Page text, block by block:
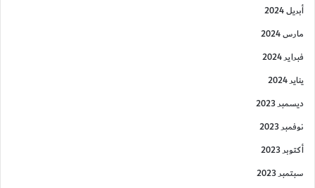
أبريل 2024
مارس 2024
فبراير 2024
يناير 2024
ديسمبر 2023
نوفمبر 2023
أكتوبر 2023
سبتمبر 2023